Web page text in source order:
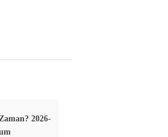
2026-